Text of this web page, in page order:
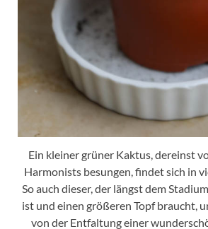
Ein kleiner grüner Kaktus, dereinst
Harmonists besungen, findet sich in
So auch dieser, der längst dem
ist und einen größeren Topf braucht,
von der Entfaltung einer